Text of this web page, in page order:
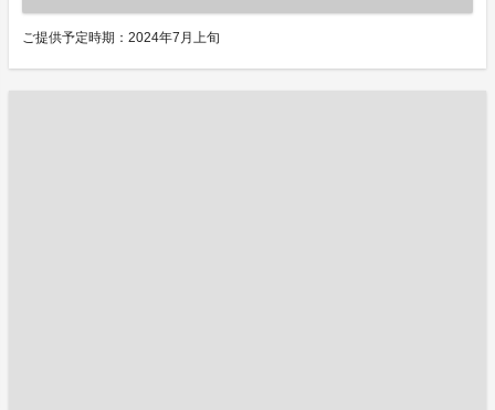
ご提供予定時期：2024年7月上旬